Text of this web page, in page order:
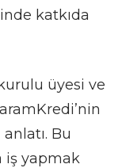
katkıda
üyesi ve
Bu
iş yapmak